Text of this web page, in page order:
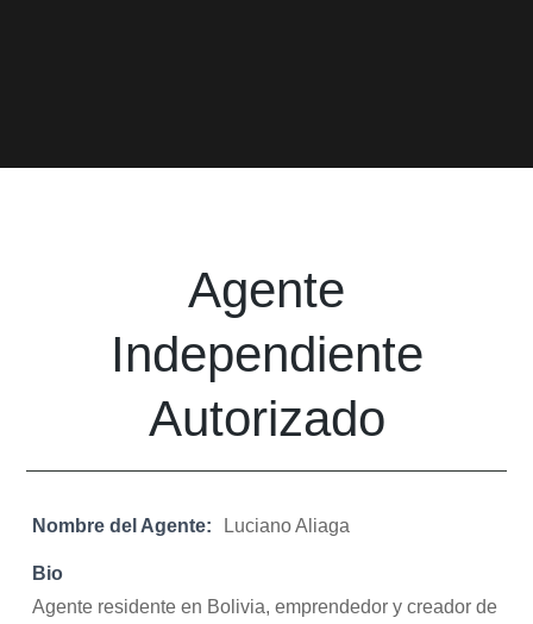
Agente
Independiente
Autorizado
Nombre del Agente: Luciano Aliaga
Bio
Agente residente en Bolivia, emprendedor y creador de